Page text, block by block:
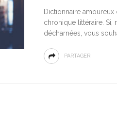
Dictionnaire
chronique littéraire. Si,
décharnées, vous
PARTAGER